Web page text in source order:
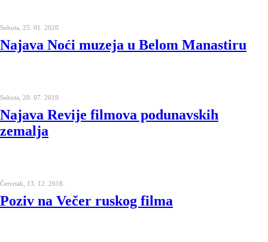
Subota, 25. 01. 2020.
Najava Noći muzeja u Belom Manastiru
Subota, 20. 07. 2019.
Najava Revije filmova podunavskih
zemalja
Četvrtak, 13. 12. 2018.
Poziv na Večer ruskog filma